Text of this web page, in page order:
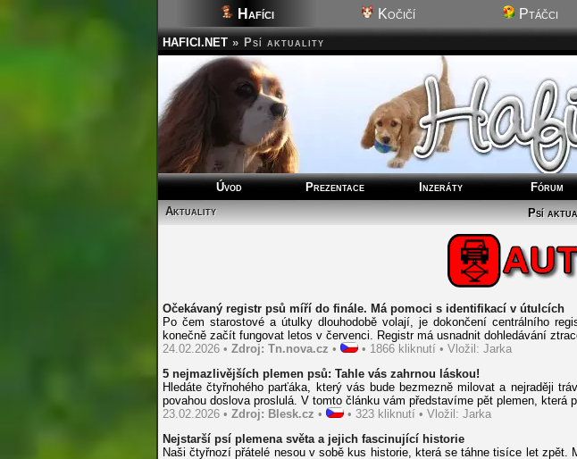
Hafíci Kočičí Ptáčci
HAFICI.NET » Psí aktuality
Úvod Prezentace Inzeráty Fórum
Aktuality
Psí
Očekávaný registr psů míří do finále. Má pomoci s identifikací v útulcích
Po čem starostové a útulky dlouhodobě volají, je dokončení centrálního
konečně začít fungovat letos v červenci. Registr má usnadnit dohledávání
24.02.2026 • Zdroj: Tn.nova.cz •
• 1866 kliknutí • Vložil: Jarka
5 nejmazlivějších plemen psů: Tahle vás zahrnou láskou!
Hledáte čtyřnohého parťáka, který vás bude bezmezně milovat a nejraději
povahou doslova proslulá. V tomto článku vám představíme pět plemen,
23.02.2026 • Zdroj: Blesk.cz •
• 323 kliknutí • Vložil: Jarka
Nejstarší psí plemena světa a jejich fascinující historie
Naši čtyřnozí přátelé nesou v sobě kus historie, která se táhne tisíce let